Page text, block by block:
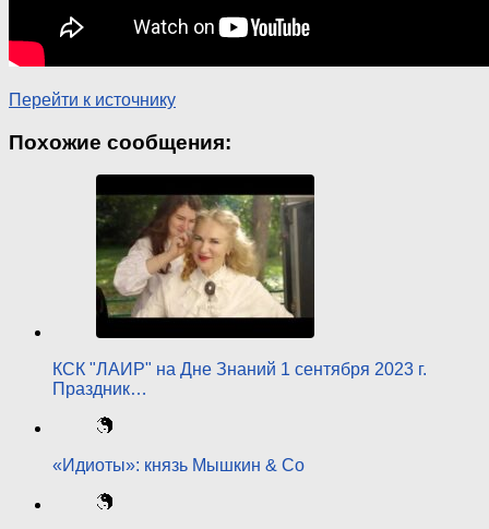
Перейти к источнику
Похожие сообщения:
КСК "ЛАИР" на Дне Знаний 1 сентября 2023 г.
Праздник…
«Идиоты»: князь Мышкин & Со